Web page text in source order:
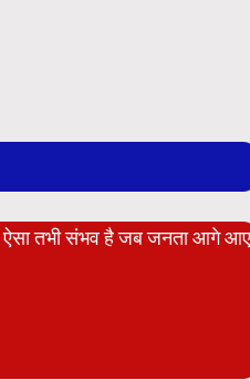
ऐसा तभी संभव है जब जनता आगे आए